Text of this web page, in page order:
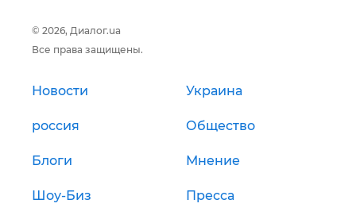
© 2026, Диалог.ua
Все права защищены.
Новости Украина
россия Общество
Блоги Мнение
Шоу-Биз Пресса